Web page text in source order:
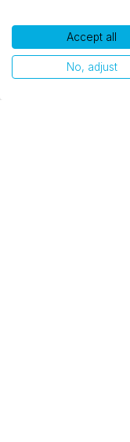
operaciones
Árabes y
Accept all
No, adjust